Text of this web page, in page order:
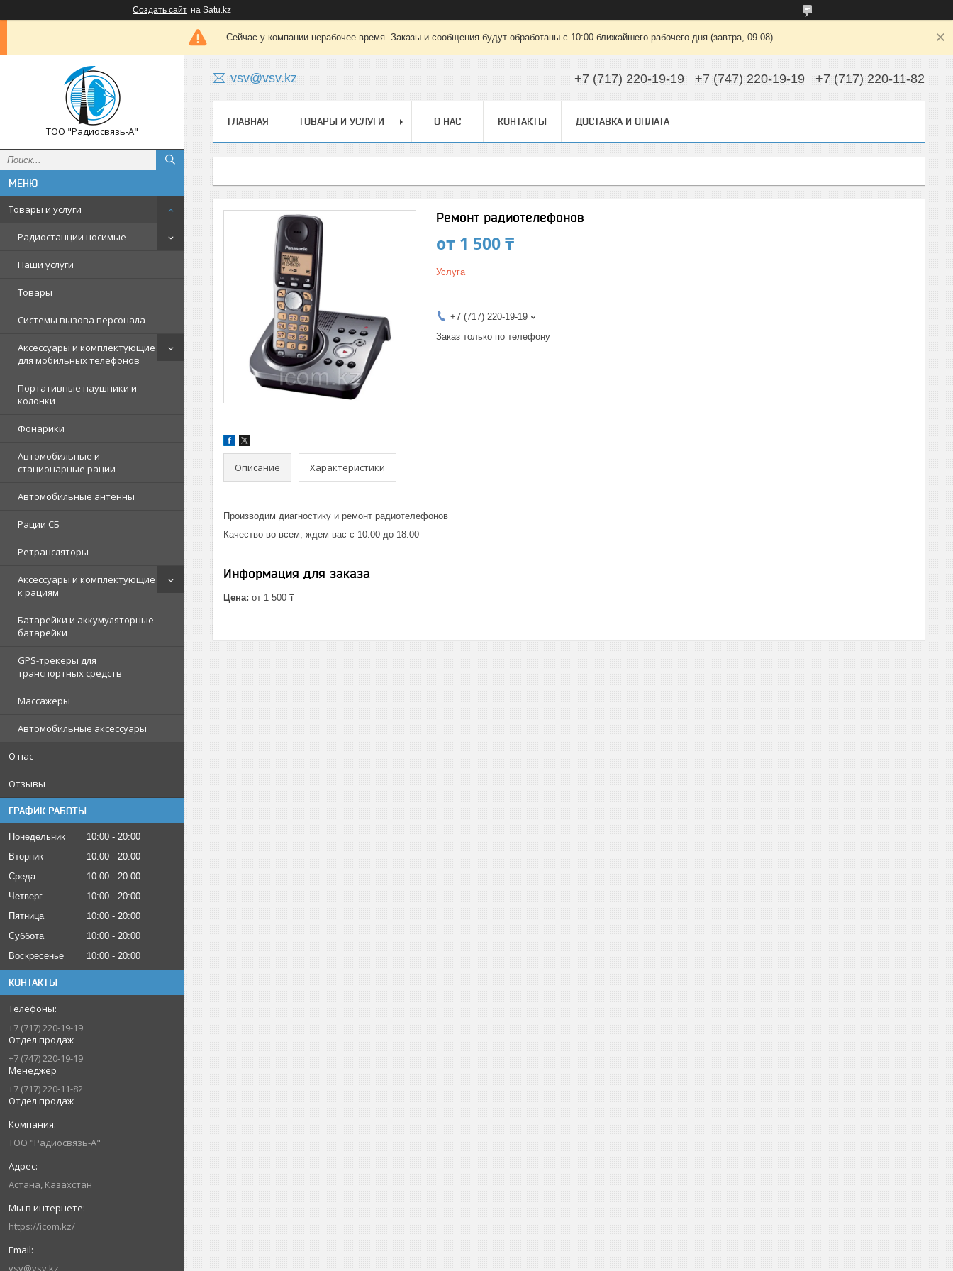
Создать сайт на Satu.kz
Сейчас у компании нерабочее время. Заказы и сообщения будут обработаны с 10:00 ближайшего рабочего дня (завтра, 09.08)
ТОО "Радиосвязь-А"
Товары и услуги
Радиостанции носимые
Наши услуги
Товары
Системы вызова персонала
Аксессуары и комплектующие
для мобильных телефонов
Портативные наушники и
колонки
Фонарики
Автомобильные и
стационарные рации
Автомобильные антенны
Рации СБ
Ретрансляторы
Аксессуары и комплектующие
к рациям
Батарейки и аккумуляторные
батарейки
GPS-трекеры для
транспортных средств
Массажеры
Автомобильные аксессуары
О нас
Отзывы
ГРАФИК РАБОТЫ
Понедельник 10:00
20:00
Вторник
10:00
20:00
Среда
10:00
20:00
Четверг
10:00
20:00
Пятница
10:00
20:00
Суббота
10:00
20:00
Воскресенье
10:00 20:00
КОНТАКТЫ
+7 (717) 220-19-19
Отдел продаж
+7 (747) 220-19-19
Менеджер
+7 (717) 220-11-82
Отдел продаж
ТОО "Радиосвязь-А"
Астана, Казахстан
https://icom.kz/
vsv@vsv.kz
vsv@vsv.kz +7 (717) 220-19-19 +7 (747) 220-19-19 +7 (717) 220-11-82
ГЛАВНАЯ ТОВАРЫ И УСЛУГИ О НАС КОНТАКТЫ ДОСТАВКА И ОПЛАТА
Ремонт радиотелефонов
от 1 500 ₸
Услуга
+7 (717) 220-19-19
Заказ только по телефону
Описание Характеристики
Производим диагностику и ремонт радиотелефонов
Качество во всем, ждем вас с 10:00 до 18:00
Информация для заказа
Цена: от 1 500 ₸